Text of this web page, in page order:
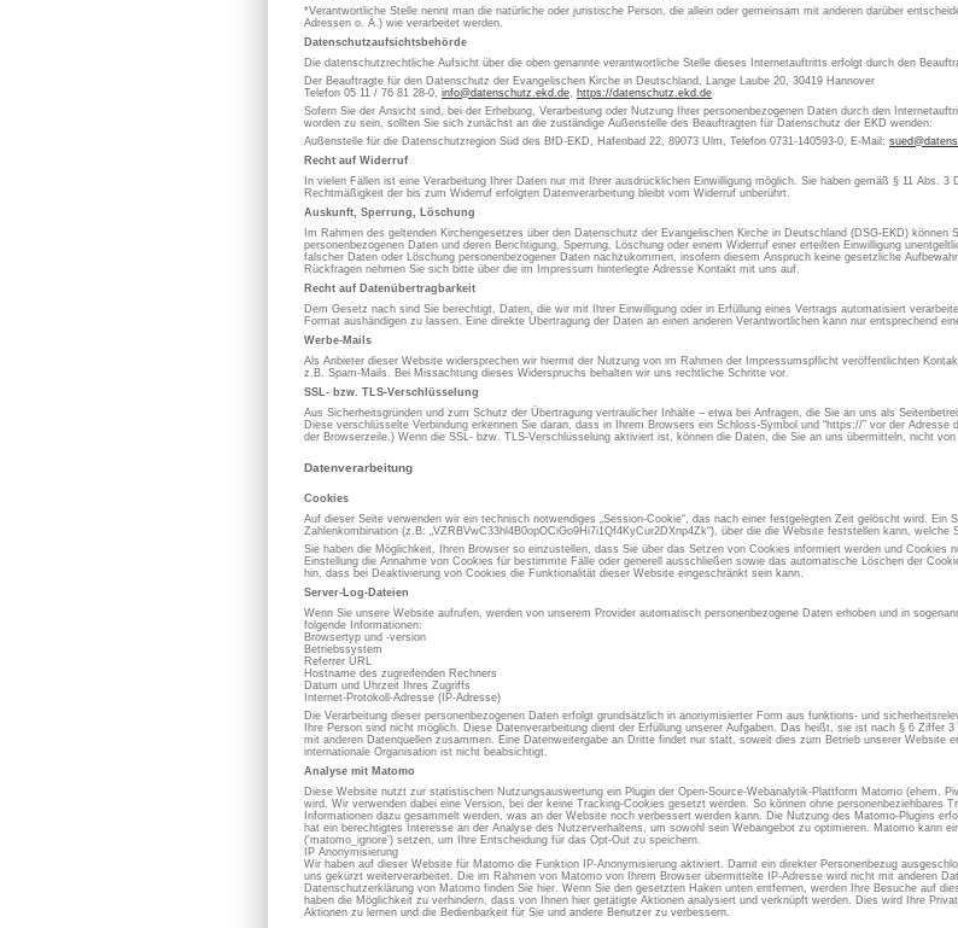
*Verantwortliche Stelle nennt man die natürliche oder juristische Person, die allein oder gemeinsam mit anderen darüber
Adressen o. Ä.) wie verarbeitet werden.
Datenschutzaufsichtsbehörde
Die datenschutzrechtliche Aufsicht über die oben genannte verantwortliche Stelle dieses Internetauftritts erfolgt durch den
Der Beauftragte für den Datenschutz der Evangelischen Kirche in Deutschland, Lange Laube 20, 30419 Hannover
Telefon 05 11 / 76 81 28-0, info@datenschutz.ekd.de, https://datenschutz.ekd.de
Sofern Sie der Ansicht sind, bei der Erhebung, Verarbeitung oder Nutzung Ihrer personenbezogenen Daten durch den
worden zu sein, sollten Sie sich zunächst an die zuständige Außenstelle des Beauftragten für Datenschutz der EKD wenden:
Außenstelle für die Datenschutzregion Süd des BfD-EKD, Hafenbad 22, 89073 Ulm, Telefon 0731-140593-0, E-Mail:
Recht auf Widerruf
In vielen Fällen ist eine Verarbeitung Ihrer Daten nur mit Ihrer ausdrücklichen Einwilligung möglich. Sie haben gemäß § 11 Abs.
Rechtmäßigkeit der bis zum Widerruf erfolgten Datenverarbeitung bleibt vom Widerruf unberührt.
Auskunft, Sperrung, Löschung
Im Rahmen des geltenden Kirchengesetzes über den Datenschutz der Evangelischen Kirche in Deutschland (DSG-EKD)
personenbezogenen Daten und deren Berichtigung, Sperrung, Löschung oder einem Widerruf einer erteilten Einwilligung
falscher Daten oder Löschung personenbezogener Daten nachzukommen, insofern diesem Anspruch keine gesetzliche
Rückfragen nehmen Sie sich bitte über die im Impressum hinterlegte Adresse Kontakt mit uns auf.
Recht auf Datenübertragbarkeit
Dem Gesetz nach sind Sie berechtigt, Daten, die wir mit Ihrer Einwilligung oder in Erfüllung eines Vertrags automatisiert
Format aushändigen zu lassen. Eine direkte Übertragung der Daten an einen anderen Verantwortlichen kann nur entsprechend
Werbe-Mails
Als Anbieter dieser Website widersprechen wir hiermit der Nutzung von im Rahmen der Impressumspflicht veröffentlichten
z.B. Spam-Mails. Bei Missachtung dieses Widerspruchs behalten wir uns rechtliche Schritte vor.
SSL- bzw. TLS-Verschlüsselung
Aus Sicherheitsgründen und zum Schutz der Übertragung vertraulicher Inhalte – etwa bei Anfragen, die Sie an uns als
Diese verschlüsselte Verbindung erkennen Sie daran, dass in Ihrem Browsers ein Schloss-Symbol und “https://” vor der
der Browserzeile.) Wenn die SSL- bzw. TLS-Verschlüsselung aktiviert ist, können die Daten, die Sie an uns übermitteln, nicht
Datenverarbeitung
Cookies
Auf dieser Seite verwenden wir ein technisch notwendiges „Session-Cookie“, das nach einer festgelegten Zeit gelöscht wird. Ein
Zahlenkombination (z.B: „VZRBVwC33hl4B0opOCiGo9Hi7i1Qf4KyCur2DXnp4Zk“), über die die Website feststellen kann,
Sie haben die Möglichkeit, Ihren Browser so einzustellen, dass Sie über das Setzen von Cookies informiert werden und Cookies
Einstellung die Annahme von Cookies für bestimmte Fälle oder generell ausschließen sowie das automatische Löschen der
hin, dass bei Deaktivierung von Cookies die Funktionalität dieser Website eingeschränkt sein kann.
Server-Log-Dateien
Wenn Sie unsere Website aufrufen, werden von unserem Provider automatisch personenbezogene Daten erhoben und in
folgende Informationen:
Browsertyp und -version
Betriebssystem
Referrer URL
Hostname des zugreifenden Rechners
Datum und Uhrzeit Ihres Zugriffs
Internet-Protokoll-Adresse (IP-Adresse)
Die Verarbeitung dieser personenbezogenen Daten erfolgt grundsätzlich in anonymisierter Form aus funktions- und
Ihre Person sind nicht möglich. Diese Datenverarbeitung dient der Erfüllung unserer Aufgaben. Das heißt, sie ist nach § 6 Ziffer
mit anderen Datenquellen zusammen. Eine Datenweitergabe an Dritte findet nur statt, soweit dies zum Betrieb unserer Website
internationale Organisation ist nicht beabsichtigt.
Analyse mit Matomo
Diese Website nutzt zur statistischen Nutzungsauswertung ein Plugin der Open-Source-Webanalytik-Plattform Matomo (ehem.
wird. Wir verwenden dabei eine Version, bei der keine Tracking-Cookies gesetzt werden. So können ohne personenbeziehbares
Informationen dazu gesammelt werden, was an der Website noch verbessert werden kann. Die Nutzung des Matomo-Plugins
hat ein berechtigtes Interesse an der Analyse des Nutzerverhaltens, um sowohl sein Webangebot zu optimieren. Matomo kann
('matomo_ignore') setzen, um Ihre Entscheidung für das Opt-Out zu speichern.
IP Anonymisierung
Wir haben auf dieser Website für Matomo die Funktion IP-Anonymisierung aktiviert. Damit ein direkter Personenbezug
uns gekürzt weiterverarbeitet. Die im Rahmen von Matomo von Ihrem Browser übermittelte IP-Adresse wird nicht mit anderen
Datenschutzerklärung von Matomo finden Sie hier. Wenn Sie den gesetzten Haken unten entfernen, werden Ihre Besuche auf
haben die Möglichkeit zu verhindern, dass von Ihnen hier getätigte Aktionen analysiert und verknüpft werden. Dies wird Ihre
Aktionen zu lernen und die Bedienbarkeit für Sie und andere Benutzer zu verbessern.